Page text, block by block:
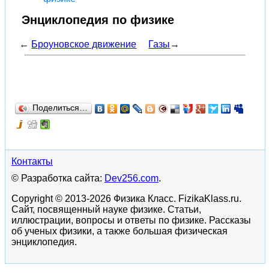
Энциклопедия по физике
← Броуновское движение Газы →
Поделиться…
Контакты
© Разработка сайта: Dev256.com.
Copyright © 2013-2026 Физика Класс. FizikaKlass.ru.
Сайт, посвященный науке физике. Статьи,
иллюстрации, вопросы и ответы по физике. Рассказы
об ученых физики, а также большая физическая
энциклопедия.